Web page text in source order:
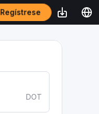
Regístrese
DOT